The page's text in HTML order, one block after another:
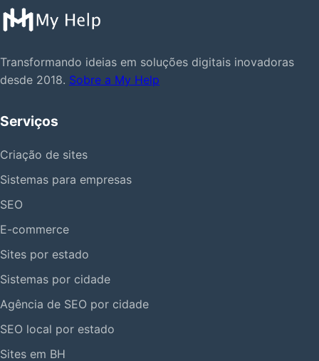
Transformando ideias em soluções digitais inovadoras
desde 2018. Sobre a My Help
Serviços
Criação de sites
Sistemas para empresas
SEO
E-commerce
Sites por estado
Sistemas por cidade
Agência de SEO por cidade
SEO local por estado
Sites em BH